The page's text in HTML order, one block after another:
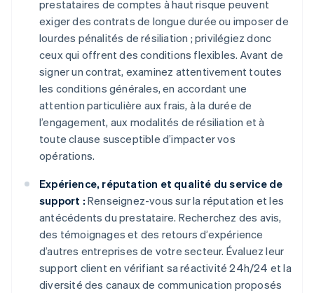
prestataires de comptes à haut risque peuvent
exiger des contrats de longue durée ou imposer de
lourdes pénalités de résiliation ; privilégiez donc
ceux qui offrent des conditions flexibles. Avant de
signer un contrat, examinez attentivement toutes
les conditions générales, en accordant une
attention particulière aux frais, à la durée de
l’engagement, aux modalités de résiliation et à
toute clause susceptible d’impacter vos
opérations.
Expérience, réputation et qualité du service de
support : Renseignez-vous sur la réputation et les
antécédents du prestataire. Recherchez des avis,
des témoignages et des retours d’expérience
d’autres entreprises de votre secteur. Évaluez leur
support client en vérifiant sa réactivité 24h/24 et la
diversité des canaux de communication proposés